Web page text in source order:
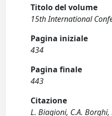
Titolo del volume
15th International
Pagina iniziale
434
Pagina finale
443
Citazione
L. Biagioni, C.A.